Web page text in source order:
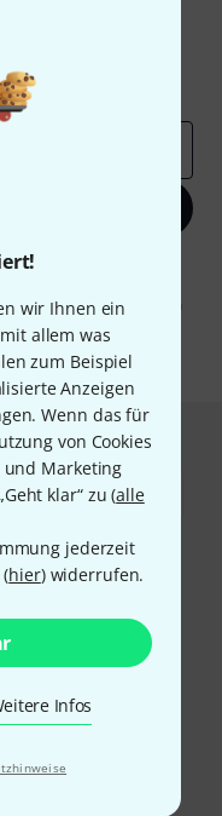
wir Ihnen ein
allem was
zum Beispiel
Anzeigen
Wenn das für
von Cookies
und Marketing
klar“ zu (alle
jederzeit
hier) widerrufen.
Infos
gewinne mit
Thomann Insights
dem Erhalt von E-Mail-
zu. Die
finden Sie in
Nachnahme,
Sofort bezahlen,